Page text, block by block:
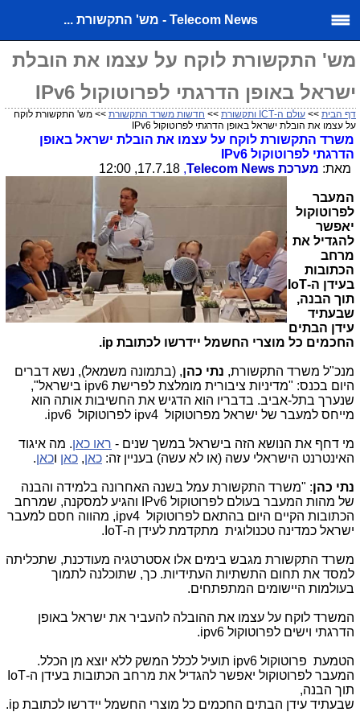
Telecom News - מש' התקשורת ...
מש' התקשורת לוקח על עצמו את הובלת
ישראל באופן הדרגתי לפרוטוקול IPv6
דף הבית >> עולם ה-ICT ותקשורת >> חדשות משרד התקשורת >> מש' התקשורת לוקח
על עצמו את הובלת ישראל באופן הדרגתי לפרוטוקול IPv6
משרד התקשורת לוקח על עצמו את הובלת ישראל באופן
הדרגתי לפרוטוקול IPv6
מאת: מערכת Telecom News
,
המעבר
לפרוטוקול
יאפשר
להגדיל את
מרחב
הכתובות
בעידן ה-IoT
תוך הבנה,
שבעתיד
עידן הבתים
החכמים כל מוצרי החשמל יידרשו לכתובת ip
.
מנכ"ל משרד התקשורת, נתי כהן, (בתמונה משמאל), נשא דברים
היום בכנס: "מדיניות ציבורית מומלצת לפרישת ipv6 בישראל",
שנערך בתל-אביב. בדבריו הוא הדגיש את החשיבות אותה הוא
מייחס למעבר של ישראל מפרוטוקול ipv4 לפרוטוקול ipv6
.
מי דחף את הנושא הזה בישראל במשך שנים - ראו כאן. מה איגוד
האינטרנט הישראלי עשה (או לא עשה) בעניין זה: כאן, כאן וכאן.
נתי כהן: "משרד התקשורת עמל בשנה האחרונה בלמידה והבנה
של מהות המעבר בעולם לפרוטוקול IPv6
והגיע למסקנה, שמרחב
הכתובות הקיים היום בהתאם לפרוטוקול ipv4, מהווה חסם למעבר
ישראל כמדינה טכנולוגית מתקדמת לעידן ה-IoT
.
משרד התקשורת מגבש בימים אלו אסטרטגיה מעודכנת, שתכליתה
למסד את תחום התשתיות העתידיות. כך, שתוכלנה לתמוך
בעולמות היישומים המתפתחים.
המשרד לוקח על עצמו את ההובלה להעביר את ישראל באופן
הדרגתי וישים לפרוטוקול ipv6
.
הטמעת פרוטוקול ipv6 תועיל לכלל המשק ללא יוצא מן הכלל.
המעבר לפרוטוקול יאפשר להגדיל את מרחב הכתובות בעידן ה-IoT
תוך הבנה,
שבעתיד עידן הבתים החכמים כל מוצרי החשמל יידרשו לכתובת ip
.